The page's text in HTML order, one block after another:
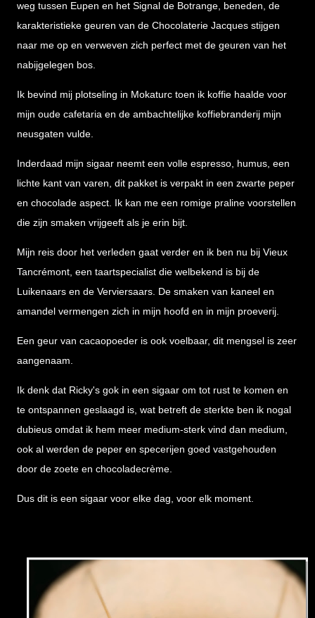
weg tussen Eupen en het Signal de Botrange, beneden, de
karakteristieke geuren van de Chocolaterie Jacques stijgen
naar me op en verweven zich perfect met de geuren van het
nabijgelegen bos.
Ik bevind mij plotseling in Mokaturc toen ik koffie haalde voor
mijn oude cafetaria en de ambachtelijke koffiebranderij mijn
neusgaten vulde.
Inderdaad mijn sigaar neemt een volle espresso, humus, een
lichte kant van varen, dit pakket is verpakt in een zwarte peper
en chocolade aspect. Ik kan me een romige praline voorstellen
die zijn smaken vrijgeeft als je erin bijt.
Mijn reis door het verleden gaat verder en ik ben nu bij Vieux
Tancrémont, een taartspecialist die welbekend is bij de
Luikenaars en de Verviersaars. De smaken van kaneel en
amandel vermengen zich in mijn hoofd en in mijn proeverij.
Een geur van cacaopoeder is ook voelbaar, dit mengsel is zeer
aangenaam.
Ik denk dat Ricky's gok in een sigaar om tot rust te komen en
te ontspannen geslaagd is, wat betreft de sterkte ben ik nogal
dubieus omdat ik hem meer medium-sterk vind dan medium,
ook al werden de peper en specerijen goed vastgehouden
door de zoete en chocoladecrème.
Dus dit is een sigaar voor elke dag, voor elk moment.